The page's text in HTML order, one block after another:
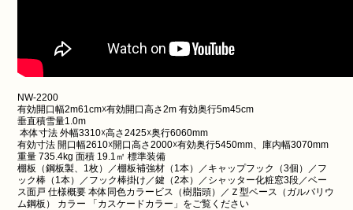
NW-2200
有効開口幅2m61cm☓有効開口高さ2m 有効奥行5m45cm
垂直積雪量1.0m
本体寸法 外幅3310☓高さ2425☓奥行6060mm
有効寸法 開口幅2610☓開口高さ2000☓有効奥行5450mm、庫内幅3070mm
重量 735.4kg 面積 19.1㎡ 標準装備
棚板（鋼板製、1枚）／棚板補強材（1本）／キャップフック（3個）／フ
ック棒（1本）／フック棒掛け／鍵（2本）／シャッター化粧窓3段／ベー
ス面戸 仕様概要 本体同色カラービス（樹脂頭）／Ｚ型ベース（ガルバリウ
ム鋼板） カラー 「カスケードカラー」をご覧ください